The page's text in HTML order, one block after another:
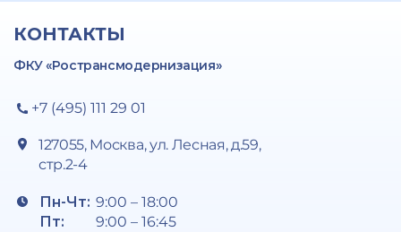
КОНТАКТЫ
ФКУ «Ространсмодернизация»
+7 (495) 111 29 01
127055, Москва, ул. Лесная, д.59,
стр.2-4
Пн-Чт:
Пт:
9:00 – 18:00
9:00 – 16:45